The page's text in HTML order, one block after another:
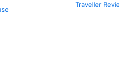
Traveller